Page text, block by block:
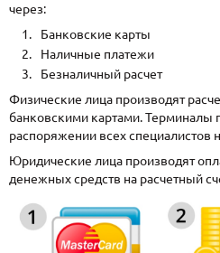
через:
Банковские карты
Наличные платежи
Безналичный расчет
Физические лица производят
банковскими картами. Терминалы
распоряжении всех
Юридические лица производят
денежных средств на расчетный